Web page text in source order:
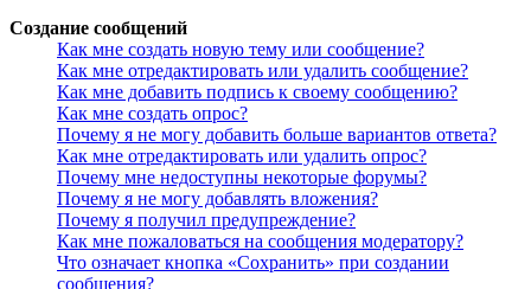
Создание сообщений
Как мне создать новую тему или сообщение?
Как мне отредактировать или удалить сообщение?
Как мне добавить подпись к своему сообщению?
Как мне создать опрос?
Почему я не могу добавить больше вариантов ответа?
Как мне отредактировать или удалить опрос?
Почему мне недоступны некоторые форумы?
Почему я не могу добавлять вложения?
Почему я получил предупреждение?
Как мне пожаловаться на сообщения модератору?
Что означает кнопка «Сохранить» при создании
сообщения?